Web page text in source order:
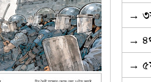
→
→
→